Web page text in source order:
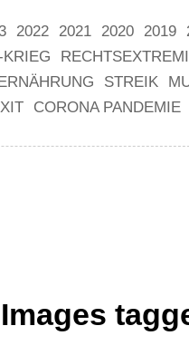
2022 2021 2020 2019
STREIK
CORONA PANDEMIE
Images